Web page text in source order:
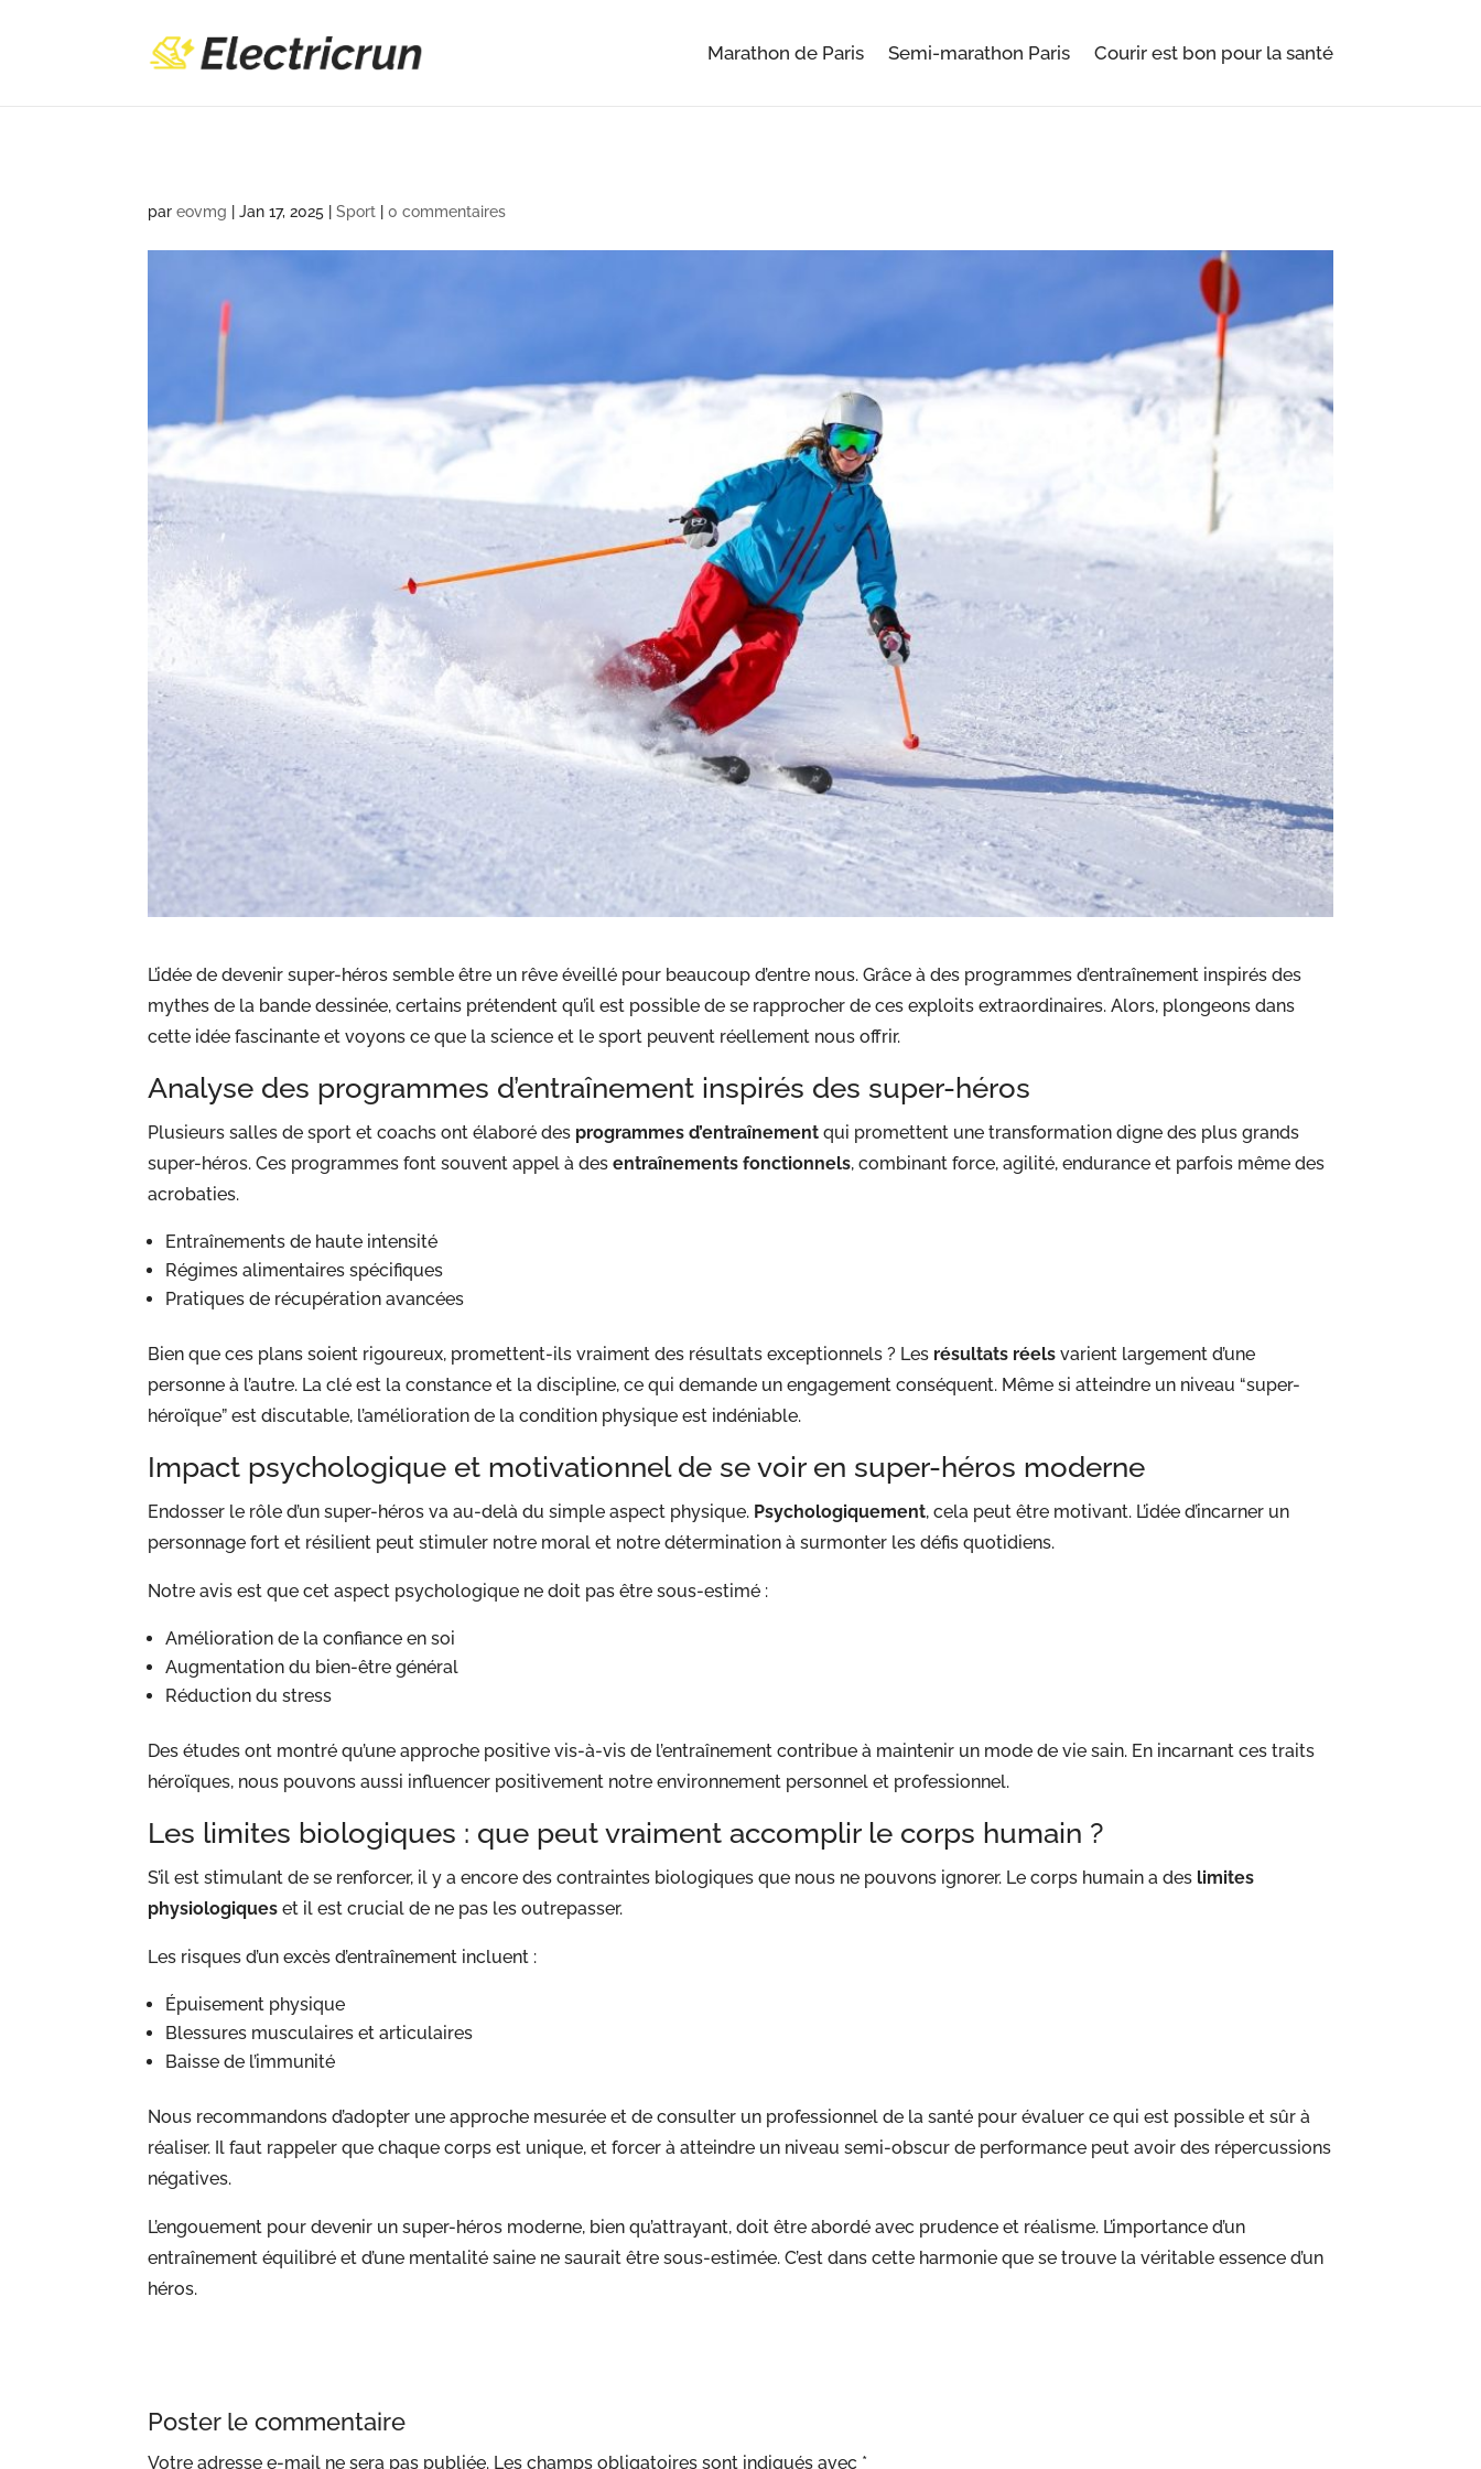
Marathon de Paris Semi-marathon Paris Courir est bon pour la santé
pareovmg |Jan 17, 2025 |Sport |0 commentaires
L’idée de devenir super-héros semble être un rêve éveillé pour beaucoup d’entre nous. Grâce à des programmes d’entraînement inspirés des
mythes de la bande dessinée, certains prétendent qu’il est possible de se rapprocher de ces exploits extraordinaires. Alors, plongeons dans
cette idée fascinante et voyons ce que la science et le sport peuvent réellement nous offrir.
Analyse des programmes d’entraînement inspirés des super-héros
Plusieurs salles de sport et coachs ont élaboré des programmes d’entraînement qui promettent une transformation digne des plus grands
super-héros. Ces programmes font souvent appel à desentraînements fonctionnels, combinant force, agilité, endurance et parfois même des
acrobaties.
Entraînements de haute intensité
Régimes alimentaires spécifiques
Pratiques de récupération avancées
Bien que ces plans soient rigoureux, promettent-ils vraiment des résultats exceptionnels ? Les résultats réels varient largement d’une
personne à l’autre. La clé est la constance et la discipline, ce qui demande un engagement conséquent. Même si atteindre un niveau “super-
héroïque” est discutable, l’amélioration de la condition physique est indéniable.
Impact psychologique et motivationnel de se voir en super-héros moderne
Endosser le rôle d’un super-héros va au-delà du simple aspect physique. Psychologiquement, cela peut être motivant. L’idée d’incarner un
personnage fort et résilient peut stimuler notre moral et notre détermination à surmonter les défis quotidiens.
Notre avis est que cet aspect psychologique ne doit pas être sous-estimé :
Amélioration de la confiance en soi
Augmentation du bien-être général
Réduction du stress
Des études ont montré qu’une approche positive vis-à-vis de l’entraînement contribue à maintenir un mode de vie sain. En incarnant ces traits
héroïques, nous pouvons aussi influencer positivement notre environnement personnel et professionnel.
Les limites biologiques : que peut vraiment accomplir le corps humain ?
S’il est stimulant de se renforcer, il y a encore des contraintes biologiques que nous ne pouvons ignorer. Le corps humain a des limites
physiologiques et il est crucial de ne pas les outrepasser.
Les risques d’un excès d’entraînement incluent :
Épuisement physique
Blessures musculaires et articulaires
Baisse de l’immunité
Nous recommandons d’adopter une approche mesurée et de consulter un professionnel de la santé pour évaluer ce qui est possible et sûr à
réaliser. Il faut rappeler que chaque corps est unique, et forcer à atteindre un niveau semi-obscur de performance peut avoir des répercussions
négatives.
L’engouement pour devenir un super-héros moderne, bien qu’attrayant, doit être abordé avec prudence et réalisme. L’importance d’un
entraînement équilibré et d’une mentalité saine ne saurait être sous-estimée. C’est dans cette harmonie que se trouve la véritable essence d’un
héros.
Poster le commentaire
Votre adresse e-mail ne sera pas publiée. Les champs obligatoires sont indiqués avec *